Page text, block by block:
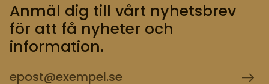
Anmäl dig till vårt nyhetsbrev
för att få nyheter och
information.